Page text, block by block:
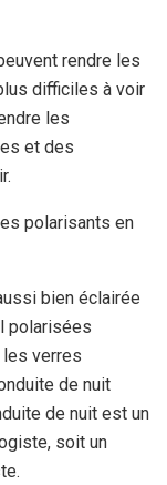
rendre les
difficiles à voir
les
et des
polarisants en
bien éclairée
polarisées
verres
de nuit
de nuit est un
soit un